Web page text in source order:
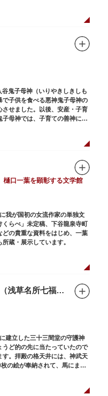
鬼子母神（いりやきしきしも
子供を食べる悪神鬼子母神の
せました。以後、安産・子育
母神では、子育ての善神にな
ています。
口一葉を顕彰する文学館
我が国初の女流作家の単独文
らべ」未定稿、下谷龍泉寺町
の貴重な資料をはじめ、一葉
蔵・展示しています。
矢先稲荷神社（浅草名所七福神 福禄寿）
建立した三十三間堂の守護神
ど的の先に当たっていたので
す。拝殿の格天井には、神武天
の絵が奉納されて、馬にまつ